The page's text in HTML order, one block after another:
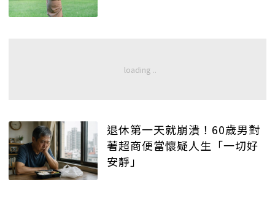
退休第一天就崩潰！60歲男對
著超商便當懷疑人生「一切好
安靜」